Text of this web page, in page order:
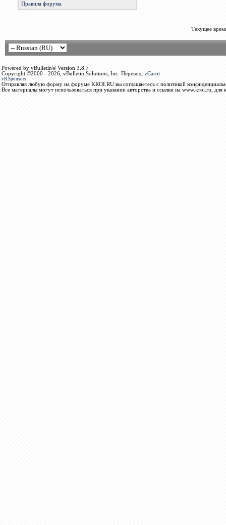
Правила форума
Текущее
Powered by vBulletin® Version 3.8.7
Copyright ©2000 - 2026, vBulletin Solutions, Inc. Перевод: zCarot
vB.Sponsors
Отправляя любую форму на форуме KROI.RU вы соглашаетесь с политикой
Все материалы могут использоваться при указании авторства и ссылки на www.kroi.ru, для